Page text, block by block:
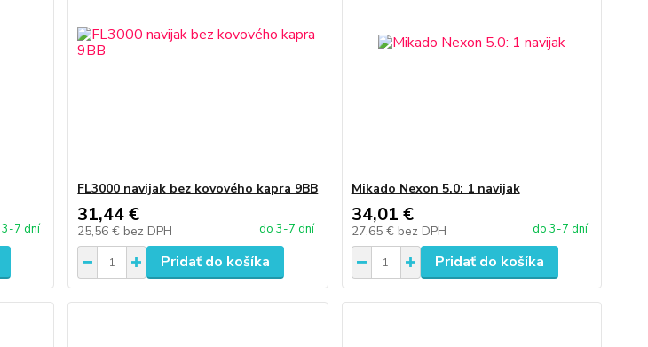
7 dní
FL3000 navijak bez kovového kapra 9BB
31,44 €
25,56 € bez DPH do 3-7 dní
Pridať do košíka
Mikado Nexon 5.0: 1 navijak
34,01 €
27,65 € bez DPH do 3-7 dní
Pridať do košíka